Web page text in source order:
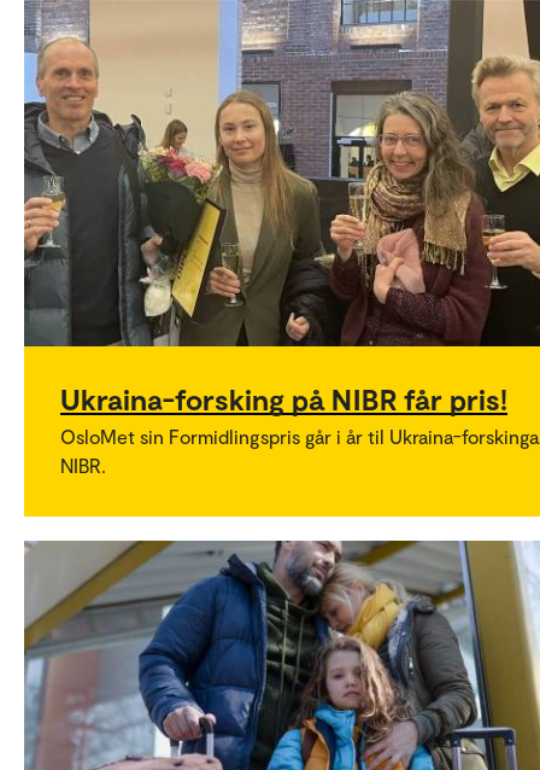
Ukraina-forsking på NIBR får pris!
OsloMet sin Formidlingspris går i år til Ukraina-
NIBR.